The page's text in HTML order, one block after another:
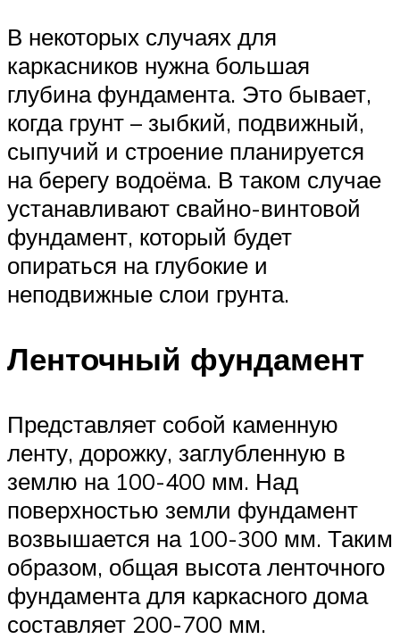
В некоторых случаях для
каркасников нужна большая
глубина фундамента. Это бывает,
когда грунт – зыбкий, подвижный,
сыпучий и строение планируется
на берегу водоёма. В таком случае
устанавливают свайно-винтовой
фундамент, который будет
опираться на глубокие и
неподвижные слои грунта.
Ленточный фундамент
Представляет собой каменную
ленту, дорожку, заглубленную в
землю на 100-400 мм. Над
поверхностью земли фундамент
возвышается на 100-300 мм. Таким
образом, общая высота ленточного
фундамента для каркасного дома
составляет 200-700 мм.